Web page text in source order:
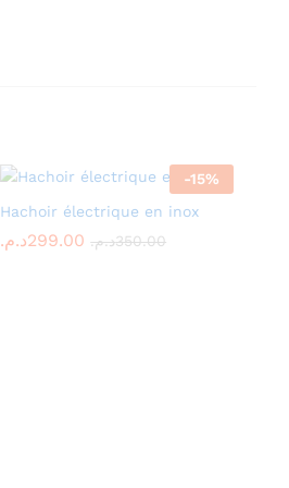
-15%
Hachoir électrique en inox
299.00د.م. 350.00د.م. 299.00د.م. 350.00د.م.